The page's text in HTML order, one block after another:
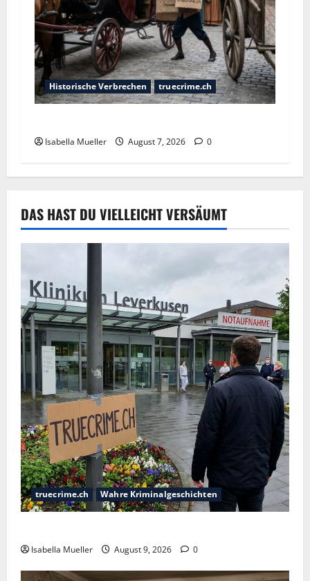
Historische Verbrechen truecrime.ch
Isabella Mueller August 7, 2026 0
DAS HAST DU VIELLEICHT VERSÄUMT
truecrime.ch Wahre Kriminalgeschichten
Isabella Mueller August 9, 2026 0